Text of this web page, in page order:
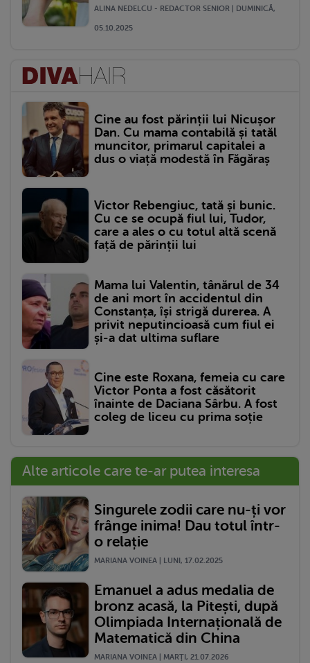
ALINA NEDELCU - REDACTOR SENIOR | DUMINICĂ,
05.10.2025
Cine au fost părinții lui Nicușor
Dan. Cu mama contabilă și tatăl
muncitor, primarul capitalei a
dus o viață modestă în Făgăraș
Victor Rebengiuc, tată și bunic.
Cu ce se ocupă fiul lui, Tudor,
care a ales o cu totul altă scenă
față de părinții lui
Mama lui Valentin, tânărul de 34
de ani mort în accidentul din
Constanța, își strigă durerea. A
privit neputincioasă cum fiul ei
și-a dat ultima suflare
Cine este Roxana, femeia cu care
Victor Ponta a fost căsătorit
înainte de Daciana Sârbu. A fost
coleg de liceu cu prima soție
Alte articole care te-ar putea interesa
Singurele zodii care nu-ți vor
frânge inima! Dau totul într-
o relație
MARIANA VOINEA | LUNI, 17.02.2025
Emanuel a adus medalia de
bronz acasă, la Pitești, după
Olimpiada Internațională de
Matematică din China
MARIANA VOINEA | MARŢI, 21.07.2026